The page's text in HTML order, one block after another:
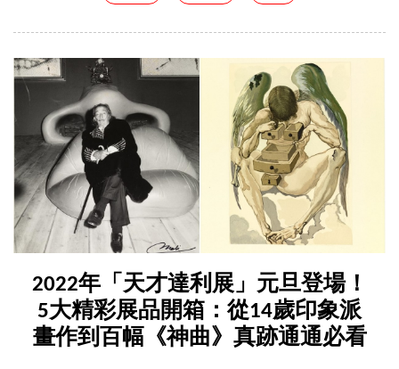
2022年「天才達利展」元旦登場！
5大精彩展品開箱：從14歲印象派
畫作到百幅《神曲》真跡通通必看